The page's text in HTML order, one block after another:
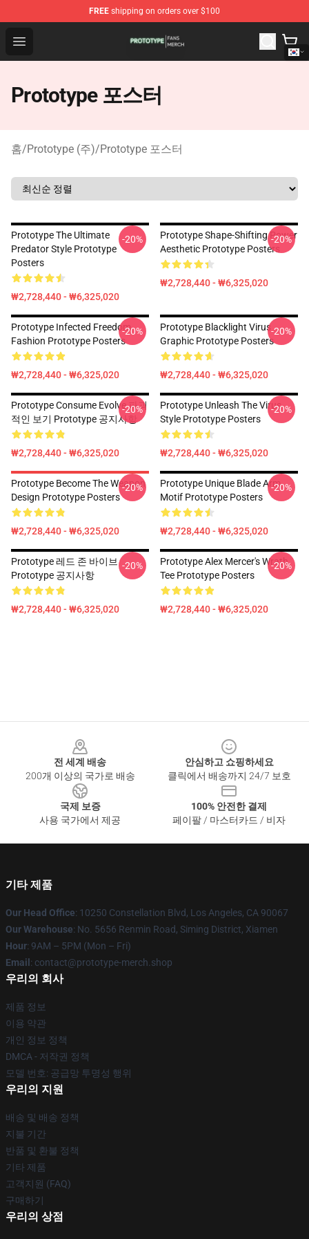
FREE shipping on orders over $100
Open menu
Prototype Shop - Official Prototype Merchandise Store
Prototype 포스터
홈/Prototype (주)/Prototype 포스터
Prototype The Ultimate
Predator Style Prototype
Posters
₩2,728,440 - ₩6,325,020
-20%
Prototype Shape-Shifting Power
Aesthetic Prototype Posters
₩2,728,440 - ₩6,325,020
-20%
Prototype Infected Freedom
Fashion Prototype Posters
₩2,728,440 - ₩6,325,020
-20%
Prototype Blacklight Virus
Graphic Prototype Posters
₩2,728,440 - ₩6,325,020
-20%
Prototype Consume Evolve 파괴
적인 보기 Prototype 공지사항
₩2,728,440 - ₩6,325,020
-20%
Prototype Unleash The Virus
Style Prototype Posters
₩2,728,440 - ₩6,325,020
-20%
Prototype Become The Weapon
Design Prototype Posters
₩2,728,440 - ₩6,325,020
-20%
Prototype Unique Blade Arm
Motif Prototype Posters
₩2,728,440 - ₩6,325,020
-20%
Prototype 레드 존 바이브
Prototype 공지사항
₩2,728,440 - ₩6,325,020
-20%
Prototype Alex Mercer's Wrath
Tee Prototype Posters
₩2,728,440 - ₩6,325,020
-20%
전 세계 배송
200개 이상의 국가로 배송
안심하고 쇼핑하세요
클릭에서 배송까지 24/7 보호
국제 보증
사용 국가에서 제공
100% 안전한 결제
페이팔 / 마스터카드 / 비자
기타 제품
Our Head Office: 10250 Constellation Blvd, Los Angeles, CA 90067
Our Warehouse: No. 5656 Renmin Road, Siming District, Xiamen
Hour: 9AM – 5PM (Mon – Fri)
Email : contact@prototype-merch.shop
우리의 회사
제품 정보
이용 약관
개인 정보 정책
DMCA - 저작권 정책
모델 번호: 공급망 투명성 행위
우리의 지원
배송 및 배송 정책
지불 기간
반품 및 환불 정책
기타 제품
고객지원 (FAQ)
구매하기
우리의 상점